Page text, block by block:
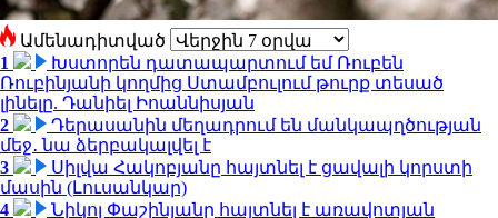
Ամենադիտված
1
Խստորեն դատապարտում եմ Ռուբեն
Ռուբինյանի կողմից Ստամբուլում թուրք տեսած
լինելը. Դանիել Իոաննիսյան
2
Դերասանին մեղադրում են մանկապղծության
մեջ․ նա ձերբակալվել է
3
Սիլվա Հակոբյանը հայտնել է ցավալի կորստի
մասին (Լուսանկար)
4
Նիկոլ Փաշինյանը հայտնել է առավոտյան